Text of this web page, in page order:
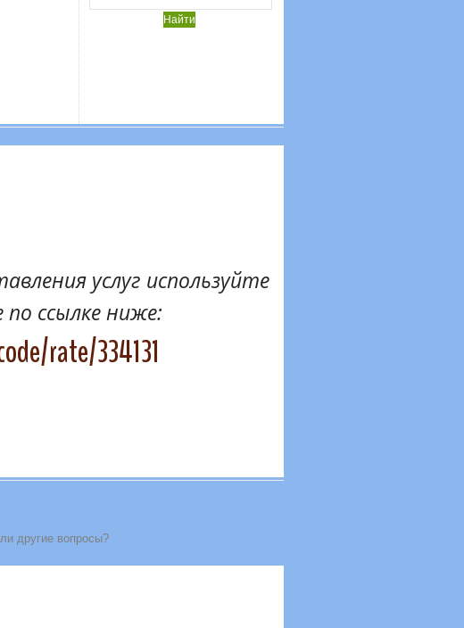
услуг используйте
по ссылке ниже:
rate/334131
другие вопросы?